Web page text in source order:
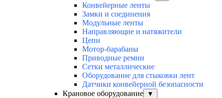
Конвейерные ленты
Замки и соединения
Модульные ленты
Направляющие и натяжители
Цепи
Мотор-барабаны
Приводные ремни
Сетки металлические
Оборудование для стыковки лент
Датчики конвейерной безопасности
Крановое оборудование
▼